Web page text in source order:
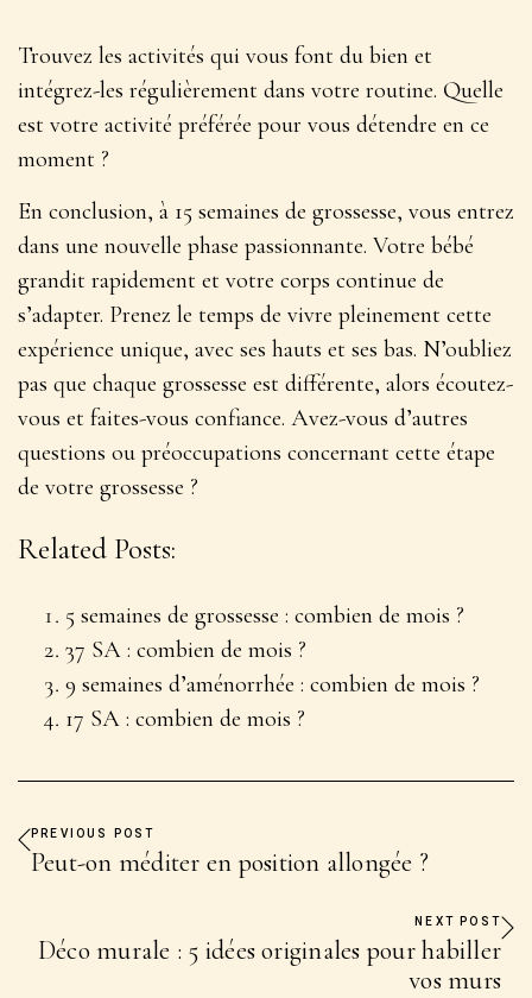
Trouvez les activités qui vous font du bien et
intégrez-les régulièrement dans votre routine. Quelle
est votre activité préférée pour vous détendre en ce
moment ?
En conclusion, à 15 semaines de grossesse, vous entrez
dans une nouvelle phase passionnante. Votre bébé
grandit rapidement et votre corps continue de
s’adapter. Prenez le temps de vivre pleinement cette
expérience unique, avec ses hauts et ses bas. N’oubliez
pas que chaque grossesse est différente, alors écoutez-
vous et faites-vous confiance. Avez-vous d’autres
questions ou préoccupations concernant cette étape
de votre grossesse ?
Related Posts:
5 semaines de grossesse : combien de mois ?
37 SA : combien de mois ?
9 semaines d’aménorrhée : combien de mois ?
17 SA : combien de mois ?
PREVIOUS POST
Peut-on méditer en position allongée ?
NEXT POST
Déco murale : 5 idées originales pour habiller
vos murs